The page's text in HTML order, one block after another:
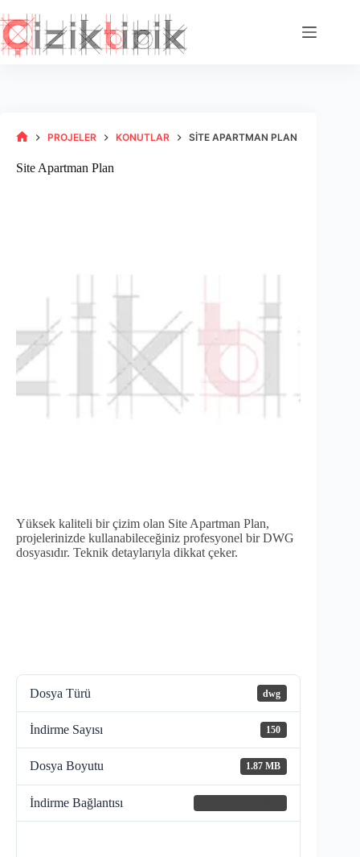
to
content
PROJELER KONUTLAR SITE APARTMAN PLAN
Site Apartman Plan
Yüksek kaliteli bir çizim olan Site Apartman Plan,
projelerinizde kullanabileceğiniz profesyonel bir DWG
dosyasıdır. Teknik detaylarıyla dikkat çeker.
Dosya Türü dwg
İndirme Sayısı 150
Dosya Boyutu 1.87 MB
İndirme Bağlantısı